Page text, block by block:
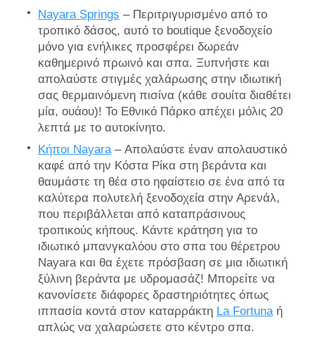
Nayara Springs – Περιτριγυρισμένο από το
τροπικό δάσος, αυτό το boutique ξενοδοχείο
μόνο για ενήλικες προσφέρει δωρεάν
καθημερινό πρωινό και σπα. Ξυπνήστε και
απολαύστε στιγμές χαλάρωσης στην ιδιωτική
σας θερμαινόμενη πισίνα (κάθε σουίτα διαθέτει
μία, ουάου)! Το Εθνικό Πάρκο απέχει μόλις 20
λεπτά με το αυτοκίνητο.
Κήποι Nayara– Απολαύστε έναν απολαυστικό
καφέ από την Κόστα Ρίκα στη βεράντα και
θαυμάστε τη θέα στο ηφαίστειο σε ένα από τα
καλύτερα πολυτελή ξενοδοχεία στην Αρενάλ,
που περιβάλλεται από καταπράσινους
τροπικούς κήπους. Κάντε κράτηση για το
ιδιωτικό μπανγκαλόου στο σπα του θέρετρου
Nayara και θα έχετε πρόσβαση σε μια ιδιωτική
ξύλινη βεράντα με υδρομασάζ! Μπορείτε να
κανονίσετε διάφορες δραστηριότητες όπως
ιππασία κοντά στον καταρράκτη La Fortunaή
απλώς να χαλαρώσετε στο κέντρο σπα.